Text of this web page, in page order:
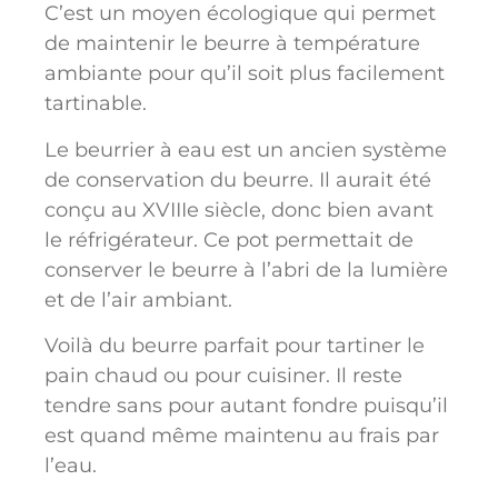
C’est un moyen écologique qui permet
de maintenir le beurre à température
ambiante pour qu’il soit plus facilement
tartinable.
Le beurrier à eau est un ancien système
de conservation du beurre. Il aurait été
conçu au XVIIIe siècle, donc bien avant
le réfrigérateur. Ce pot permettait de
conserver le beurre à l’abri de la lumière
et de l’air ambiant.
Voilà du beurre parfait pour tartiner le
pain chaud ou pour cuisiner. Il reste
tendre sans pour autant fondre puisqu’il
est quand même maintenu au frais par
l’eau.